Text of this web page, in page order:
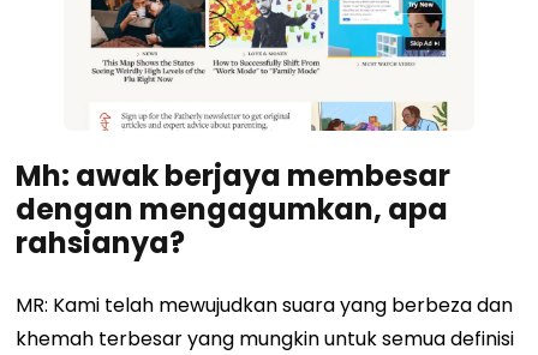
Mh: awak berjaya membesar
dengan mengagumkan, apa
rahsianya?
MR: Kami telah mewujudkan suara yang berbeza dan
khemah terbesar yang mungkin untuk semua definisi